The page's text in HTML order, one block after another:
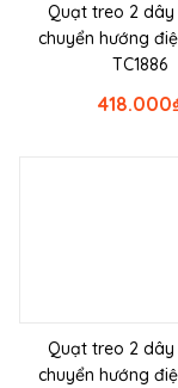
Quạt treo 2 dây
chuyển hướng
TC1886
418.000
Quạt treo 2 dây
chuyển hướng